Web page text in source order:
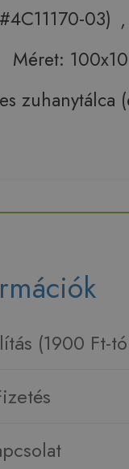
#4C11170-03) ,
Méret:
zuhanytálca
(1900 Ft-